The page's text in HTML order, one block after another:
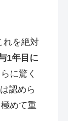
れを絶対
1年目に
に驚く
認めら
めて重